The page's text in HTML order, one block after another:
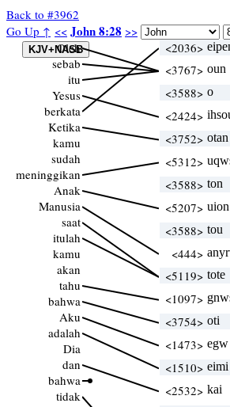
Back to #3962
Go Up ↑ << John 8:28 >>
Oleh
sebab
itu
Yesus
berkata
Ketika
kamu
sudah
meninggikan
Anak
Manusia
saat
itulah
kamu
akan
tahu
bahwa
Aku
adalah
Dia
dan
bahwa
tidak
<2036>
<3767> oun
<3588> o
<2424>
<3752> otan
<5312>
<3588> ton
<5207> uion
<3588> tou
<444>
<5119> tote
<1097>
<3754> oti
<1473> egw
<1510> eimi
<2532> kai